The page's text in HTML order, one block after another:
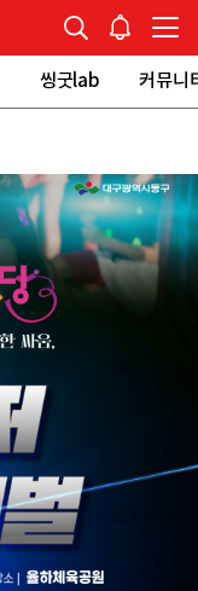
씽굿lab 커뮤니